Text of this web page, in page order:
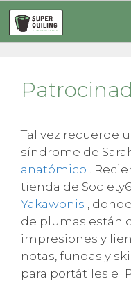
Saltar
contenido
Tal vez recuerde
síndrome de
anatómico .
tienda de
Yakawonis ,
de plumas están
impresiones y
notas, fundas y
para portátiles e